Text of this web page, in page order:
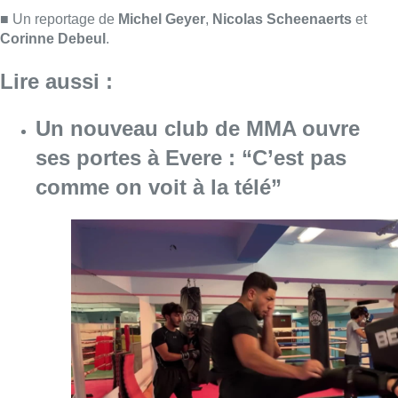
08 août 2026Consulter l'article "Un nouveau club de
Au Moeraske, Bart Hanssens
recense des insectes de plus en